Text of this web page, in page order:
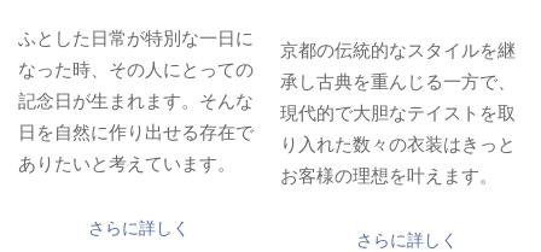
ふとした日常が特別な一日に
なった時、その人にとっての
記念日が生まれます。そんな
日を自然に作り出せる存在で
ありたいと考えています。
さらに詳しく
京都の伝統的なスタイルを継
承し古典を重んじる一方で、
現代的で大胆なテイストを取
り入れた数々の衣装はきっと
お客様の理想を叶えます。
さらに詳しく